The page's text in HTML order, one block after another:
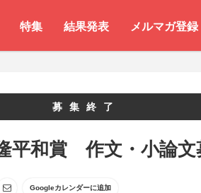
特集 結果発表 メルマガ登録
募集終了
平和賞 作文・小論文
Googleカレンダーに追加